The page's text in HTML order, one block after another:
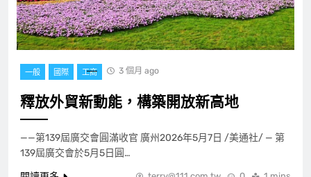
一般 國際 工商 3 個月 ago
釋放外貿新動能，構築開放新高地
——第139屆廣交會圓滿收官 廣州2026年5月7日 /美通社/ — 第
139屆廣交會於5月5日圓…